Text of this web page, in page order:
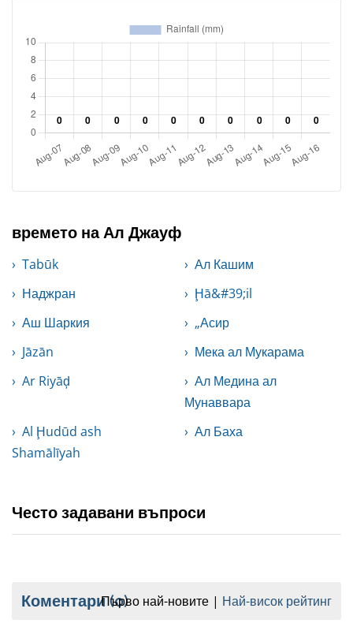
времето на Ал Джауф
Tabūk
Ал Кашим
Наджран
Ḩā&#39;il
Аш Шаркия
„Асир
Jāzān
Мека ал Мукарама
Ar Riyāḑ
Ал Медина ал
Мунаввара
Al Ḩudūd ash
Shamālīyah
Ал Баха
Често задавани въпроси
Коментари(0)
Първо най-новите Най-висок рейтинг